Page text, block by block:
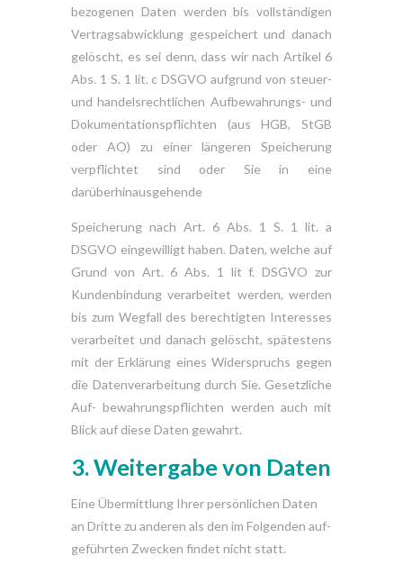
bezogenen Daten werden bis vollständigen
Vertragsabwicklung gespeichert und danach
gelöscht, es sei denn, dass wir nach Artikel 6
Abs. 1 S. 1 lit. c DSGVO aufgrund von steuer-
und handelsrechtlichen Aufbewahrungs- und
Dokumentationspflichten (aus HGB, StGB
oder AO) zu einer längeren Speicherung
verpflichtet sind oder Sie in eine
darüberhinausgehende
Speicherung nach Art. 6 Abs. 1 S. 1 lit. a
DSGVO eingewilligt haben. Daten, welche auf
Grund von Art. 6 Abs. 1 lit f. DSGVO zur
Kundenbindung verarbeitet werden, werden
bis zum Wegfall des berechtigten Interesses
verarbeitet und danach gelöscht, spätestens
mit der Erklärung eines Widerspruchs gegen
die Datenverarbeitung durch Sie. Gesetzliche
Auf- bewahrungspflichten werden auch mit
Blick auf diese Daten gewahrt.
3. Weitergabevon Daten
Eine Übermittlung Ihrer persönlichen Daten
an Dritte zu anderen als den im Folgenden auf-
geführten Zwecken findet nicht statt.